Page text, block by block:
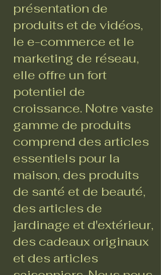
présentation de
produits et de vidéos,
le e-commerce et le
marketing de réseau,
elle offre un fort
potentiel de
croissance. Notre vaste
gamme de produits
comprend des articles
essentiels pour la
maison, des produits
de santé et de beauté,
des articles de
jardinage et d'extérieur,
des cadeaux originaux
et des articles